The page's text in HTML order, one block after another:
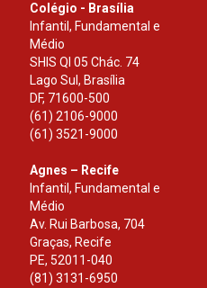
Colégio - Brasília
Infantil, Fundamental e
Médio
SHIS Ql 05 Chác. 74
Lago Sul, Brasília
DF, 71600-500
(61) 2106-9000
(61) 3521-9000
Agnes – Recife
Infantil, Fundamental e
Médio
Av. Rui Barbosa, 704
Graças, Recife
PE, 52011-040
(81) 3131-6950